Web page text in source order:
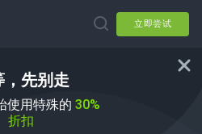
立即尝试
，先别走
使用特殊的 30%
折扣
否看了他们的
易指南